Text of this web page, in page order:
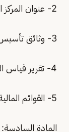
2- عنوان المركز الرئيس للمنشأة.
3- وثائق تأسيس المنشأة.
4- تقرير قياس الأثر.
5- القوائم المالية للمنشأة.
المادة